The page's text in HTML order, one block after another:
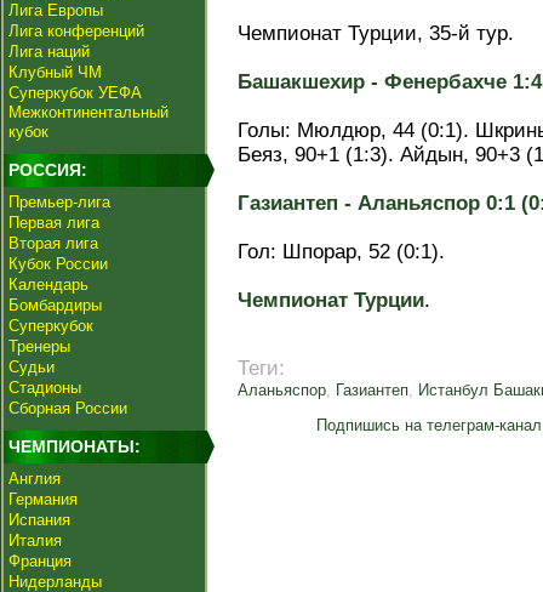
Лига Европы
Лига конференций
Лига наций
Клубный ЧМ
Суперкубок УЕФА
Межконтинентальный
кубок
РОССИЯ:
Премьер-лига
Первая лига
Вторая лига
Кубок России
Календарь
Бомбардиры
Суперкубок
Тренеры
Судьи
Стадионы
Сборная России
ЧЕМПИОНАТЫ:
Англия
Германия
Испания
Италия
Франция
Нидерланды
Чемпионат Турции, 35-й тур.
Башакшехир - Фенербахче
Голы: Мюлдюр, 44 (0:1).
Беяз, 90+1 (1:3). Айдын, 90+3
Газиантеп - Аланьяспор 0:1
Гол: Шпорар, 52 (0:1).
Чемпионат Турции.
Теги:
Аланьяспор, Газиантеп, Истанбул
Подпишись на телеграм-